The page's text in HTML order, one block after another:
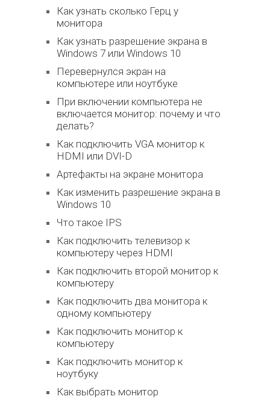
Как узнать сколько Герц у
монитора
Как узнать разрешение экрана в
Windows 7 или Windows 10
Перевернулся экран на
компьютере или ноутбуке
При включении компьютера не
включается монитор: почему и что
делать?
Как подключить VGA монитор к
HDMI или DVI-D
Артефакты на экране монитора
Как изменить разрешение экрана в
Windows 10
Что такое IPS
Как подключить телевизор к
компьютеру через HDMI
Как подключить второй монитор к
компьютеру
Как подключить два монитора к
одному компьютеру
Как подключить монитор к
компьютеру
Как подключить монитор к
ноутбуку
Как выбрать монитор